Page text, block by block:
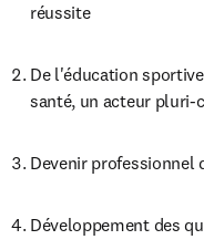
réussite
De l'éducation
santé, un acteur pluri-
Devenir professionnel
Développement des